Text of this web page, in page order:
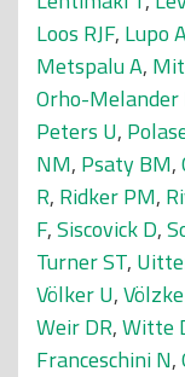
Loos RJF, Lupo
Metspalu A,
Orho-Melander
Peters U,
NM, Psaty BM,
R, Ridker PM,
F,Siscovick D,
Turner ST,
Völker U,
Weir DR,Witte
Franceschini N,